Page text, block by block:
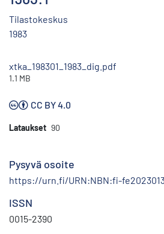
Tilastokeskus
1983
xtka_198301_1983_dig.pdf
1.1 MB
CC BY 4.0
Lataukset 90
Pysyvä osoite
https://urn.fi/URN:NBN:fi-
ISSN
0015-2390